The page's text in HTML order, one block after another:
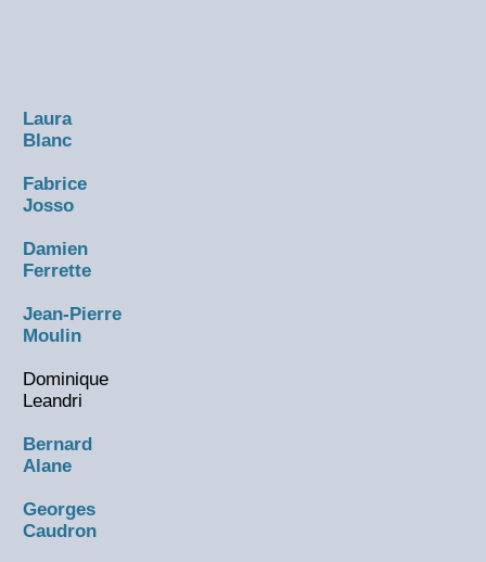
Laura
Blanc
Fabrice
Josso
Damien
Ferrette
Jean-Pierre
Moulin
Dominique
Leandri
Bernard
Alane
Georges
Caudron